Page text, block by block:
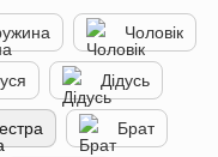
Чоловік
Дідусь
Брат